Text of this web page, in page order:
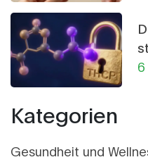
Kategorien
Gesundheit und